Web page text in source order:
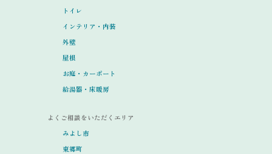
トイレ
インテリア・内装
外壁
屋根
お庭・カーポート
給湯器・床暖房
よくご相談をいただくエリア
みよし市
東郷町